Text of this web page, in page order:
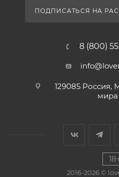
ПОДПИСАТЬСЯ НА
8 (800)
129085 Россия,
мира
2016-2026 ©